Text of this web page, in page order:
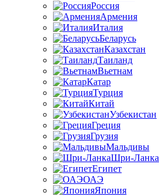
Россия
Армения
Италия
Беларусь
Казахстан
Таиланд
Вьетнам
Катар
Турция
Китай
Узбекистан
Греция
Грузия
Мальдивы
Шри-Ланка
Египет
ОАЭ
Япония